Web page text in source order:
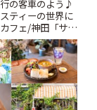
の客車のよう♪
ティーの世界に
フェ/神田「サロ
| ことりっぷ